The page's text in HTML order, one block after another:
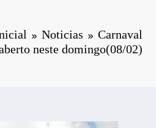
Noticias
Carnaval
neste domingo(08/02)